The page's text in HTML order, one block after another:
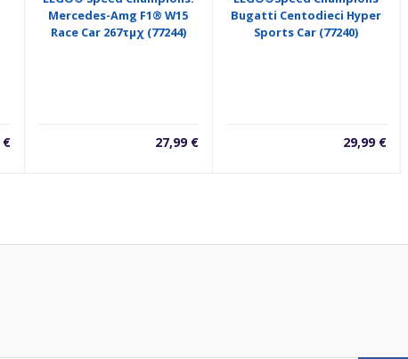
€
Mercedes-Amg F1® W15
Race Car 267τμχ (77244)
27,99 €
Bugatti Centodieci Hyper
Sports Car (77240)
29,99 €